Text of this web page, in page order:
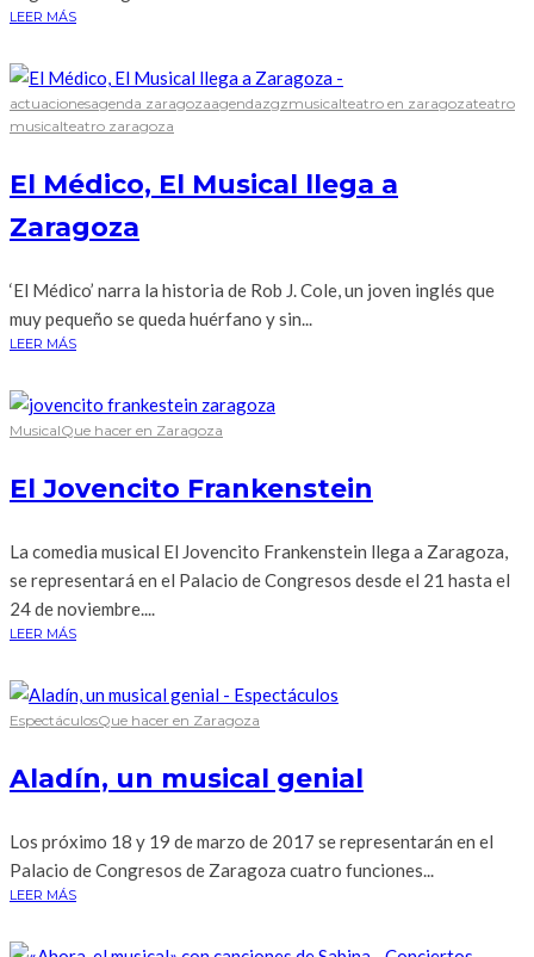
LEER MÁS
actuacionesagenda zaragozaagendazgzmusicalteatro en zaragozateatro
musicalteatro zaragoza
El Médico, El Musical llega a
Zaragoza
‘El Médico’ narra la historia de Rob J. Cole, un joven inglés que
muy pequeño se queda huérfano y sin...
LEER MÁS
MusicalQue hacer en Zaragoza
El Jovencito Frankenstein
La comedia musical El Jovencito Frankenstein llega a Zaragoza,
se representará en el Palacio de Congresos desde el 21 hasta el
24 de noviembre....
LEER MÁS
EspectáculosQue hacer en Zaragoza
Aladín, un musical genial
Los próximo 18 y 19 de marzo de 2017 se representarán en el
Palacio de Congresos de Zaragoza cuatro funciones...
LEER MÁS